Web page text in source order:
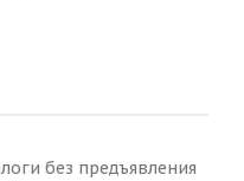
без предъявления